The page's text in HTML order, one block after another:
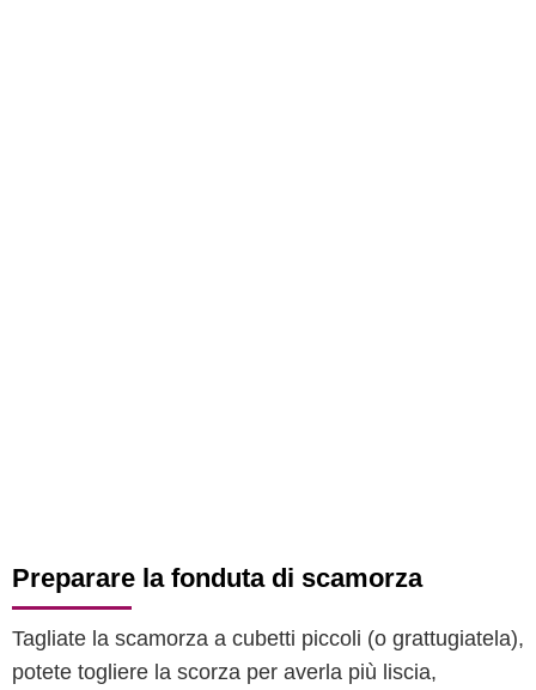
Preparare la fonduta di scamorza
Tagliate la scamorza a cubetti piccoli (o grattugiatela),
potete togliere la scorza per averla più liscia,